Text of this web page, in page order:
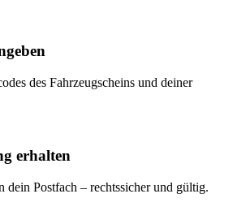
des Fahrzeugscheins und deiner
erhalten
Postfach – rechtssicher und gültig.